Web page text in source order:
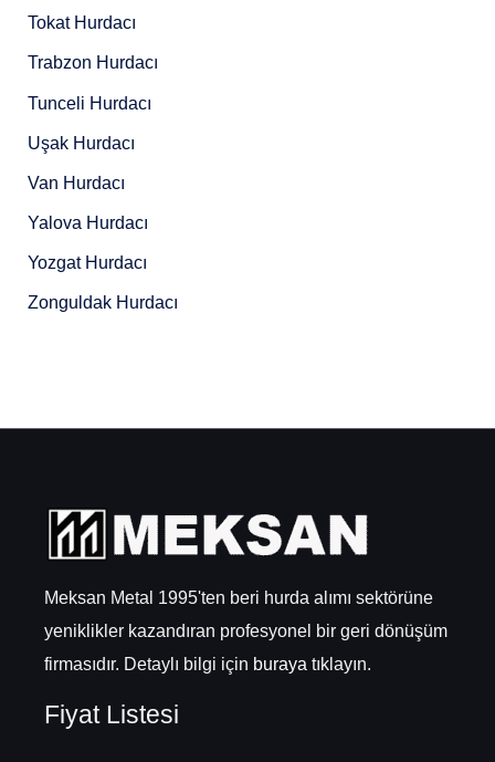
Tokat Hurdacı
Trabzon Hurdacı
Tunceli Hurdacı
Uşak Hurdacı
Van Hurdacı
Yalova Hurdacı
Yozgat Hurdacı
Zonguldak Hurdacı
Meksan Metal 1995'ten beri hurda alımı sektörüne
yeniklikler kazandıran profesyonel bir geri dönüşüm
firmasıdır. Detaylı bilgi için buraya tıklayın.
Fiyat Listesi